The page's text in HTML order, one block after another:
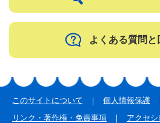
よくある質問と
このサイトについて
個人情報保護
リンク・著作権・免責事項
アクセ